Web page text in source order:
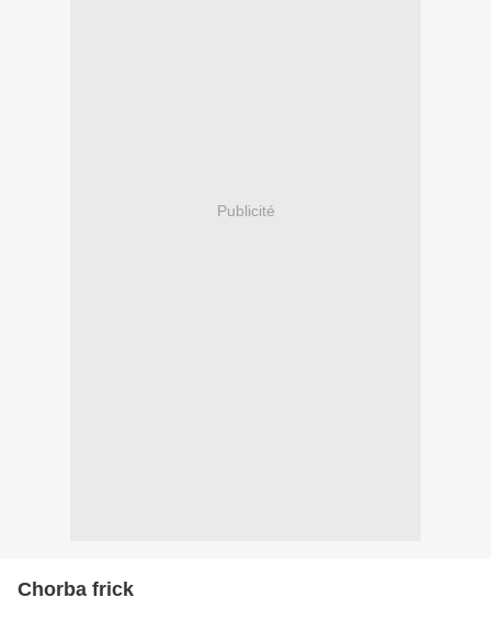
Publicité
Chorba frick